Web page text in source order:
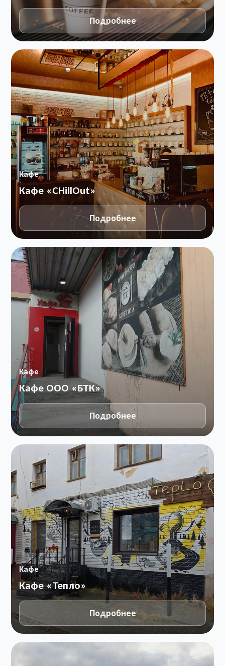
Подробнее
Кафе
Кафе «CHillOut»
Подробнее
Кафе
Кафе ООО «БТК»
Подробнее
Кафе
Кафе «Тепло»
Подробнее